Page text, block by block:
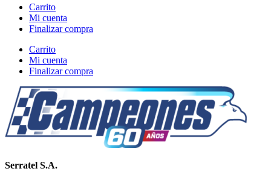
Carrito
Mi cuenta
Finalizar compra
Carrito
Mi cuenta
Finalizar compra
Serratel S.A.